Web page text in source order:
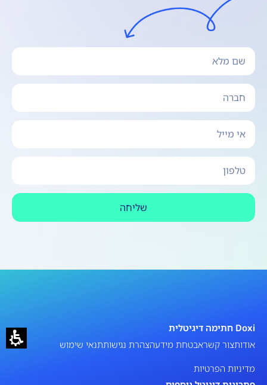
שליחה
Doxi חתימה דיגיטלית
אודותצור קשראבטחת מידעהצהרת נגישותתנאי שימוש
מדיניות הפרטיות